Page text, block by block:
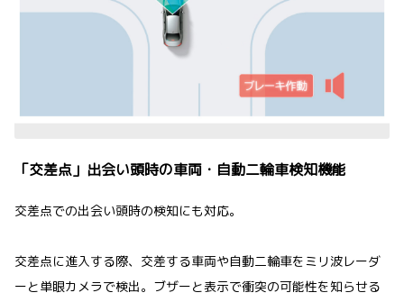
「交差点」出会い頭時の車両・自動二輪車検知機能
交差点での出会い頭時の検知にも対応。
交差点に進入する際、交差する車両や自動二輪車をミリ波レーダ
ーと単眼カメラで検出。ブザーと表示で衝突の可能性を知らせる